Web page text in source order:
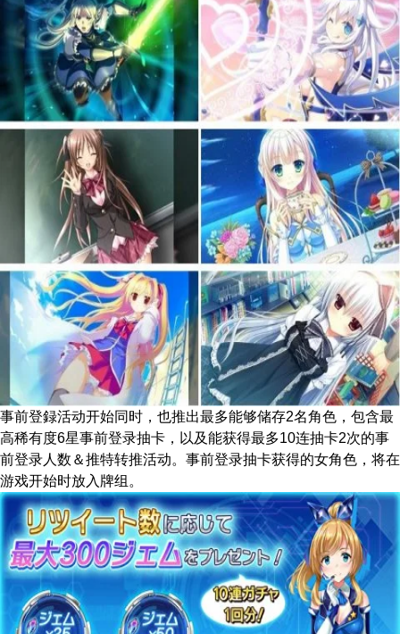
事前登録活动开始同时，也推出最多能够储存2名角色，包含最
高稀有度6星事前登录抽卡，以及能获得最多10连抽卡2次的事
前登录人数＆推特转推活动。事前登录抽卡获得的女角色，将在
游戏开始时放入牌组。